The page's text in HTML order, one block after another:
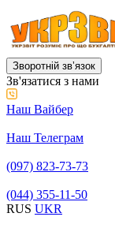
Зворотній звʼязок
Зв'язатися з нами
Наш Вайбер
Наш Телеграм
(097) 823-73-73
(044) 355-11-50
RUS UKR